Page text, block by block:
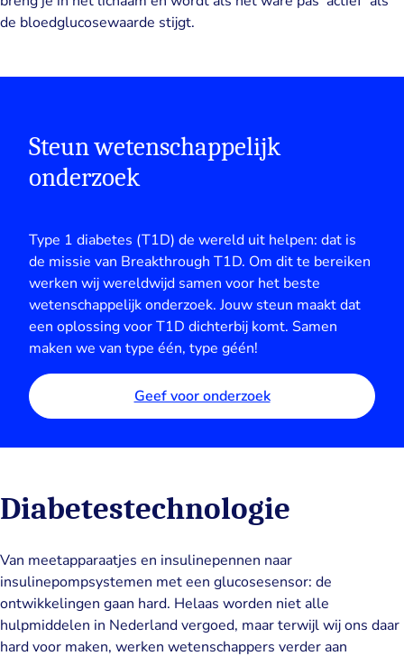
de bloedglucosewaarde stijgt.
Steun wetenschappelijk
onderzoek
Type 1 diabetes (T1D) de wereld uit helpen: dat is
de missie van Breakthrough T1D. Om dit te bereiken
werken wij wereldwijd samen voor het beste
wetenschappelijk onderzoek. Jouw steun maakt dat
een oplossing voor T1D dichterbij komt. Samen
maken we van type één, type géén!
Geef voor onderzoek
Diabetestechnologie
Van meetapparaatjes en insulinepennen naar
insulinepompsystemen met een glucosesensor: de
ontwikkelingen gaan hard. Helaas worden niet alle
hulpmiddelen in Nederland vergoed, maar terwijl wij ons daar
hard voor maken, werken wetenschappers verder aan